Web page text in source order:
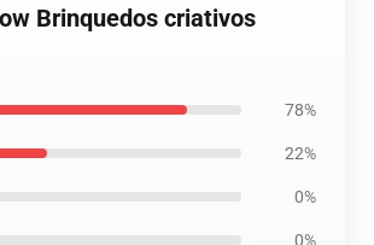
Brinquedos criativos
78%
22%
0%
0%